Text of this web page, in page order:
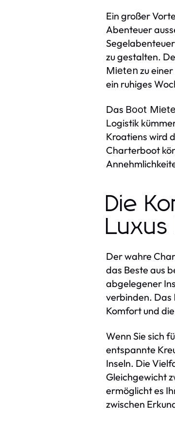
Ein großer
Abenteuer
zu gestalten.
Mieten zu
ein ruhiges
Das Boot
Logistik
Kroatiens wird
Charterboot
Die
Luxus
Der wahre
das Beste aus
abgelegener
verbinden. Das
Komfort und
Wenn Sie sich
entspannte
Inseln. Die
Gleichgewicht
ermöglicht es
zwischen